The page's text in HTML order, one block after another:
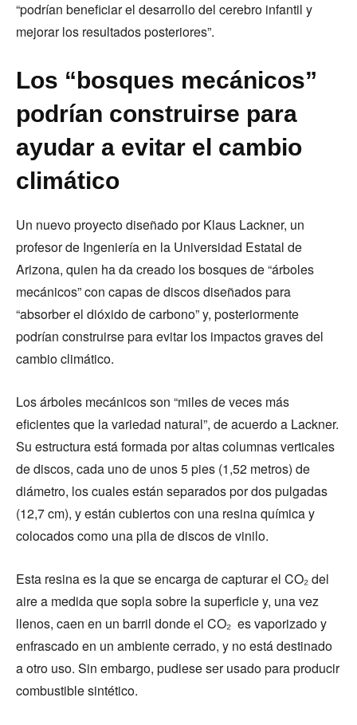
“podrían beneficiar el desarrollo del cerebro infantil y
mejorar los resultados posteriores”.
Los “bosques mecánicos”
podrían construirse para
ayudar a evitar el cambio
climático
Un nuevo proyecto diseñado por Klaus Lackner, un
profesor de Ingeniería en la Universidad Estatal de
Arizona, quien ha da creado los bosques de “árboles
mecánicos” con capas de discos diseñados para
“absorber el dióxido de carbono” y, posteriormente
podrían construirse para evitar los impactos graves del
cambio climático.
Los árboles mecánicos son “miles de veces más
eficientes que la variedad natural”, de acuerdo a Lackner.
Su estructura está formada por altas columnas verticales
de discos, cada uno de unos 5 pies (1,52 metros) de
diámetro, los cuales están separados por dos pulgadas
(12,7 cm), y están cubiertos con una resina química y
colocados como una pila de discos de vinilo.
Esta resina es la que se encarga de capturar el CO₂ del
aire a medida que sopla sobre la superficie y, una vez
llenos, caen en un barril donde el CO₂ es vaporizado y
enfrascado en un ambiente cerrado, y no está destinado
a otro uso. Sin embargo, pudiese ser usado para producir
combustible sintético.